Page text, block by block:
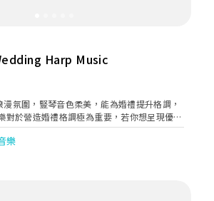
Harp Music
氛圍，豎琴音色柔美，能為婚禮提升格調，
對於營造婚禮格調極為重要，若你想呈現優雅
奏可說是最適合不過。想塑造與眾不同的婚
美的豎琴音樂，以提升婚禮格調！ 香港婚
樂